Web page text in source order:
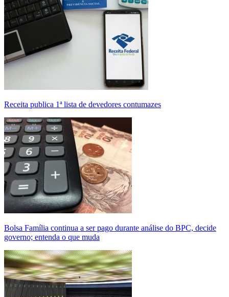
Receita publica 1ª lista de devedores contumazes
Bolsa Família continua a ser pago durante análise do BPC, decide
governo; entenda o que muda